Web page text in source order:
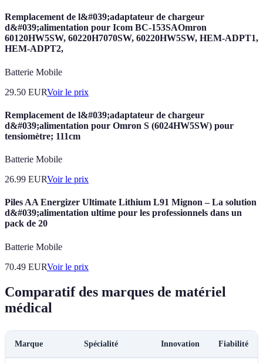
Remplacement de l&#039;adaptateur de chargeur
d&#039;alimentation pour Icom BC-153SAOmron
60120HW5SW, 60220H7070SW, 60220HW5SW, HEM-ADPT1,
HEM-ADPT2,
Batterie Mobile
29.50 EURVoir le prix
Remplacement de l&#039;adaptateur de chargeur
d&#039;alimentation pour Omron S (6024HW5SW) pour
tensiomètre; 111cm
Batterie Mobile
26.99 EURVoir le prix
Piles AA Energizer Ultimate Lithium L91 Mignon – La solution
d&#039;alimentation ultime pour les professionnels dans un
pack de 20
Batterie Mobile
70.49 EURVoir le prix
Comparatif des marques de matériel
médical
Marque Spécialité Innovation Fiabilité